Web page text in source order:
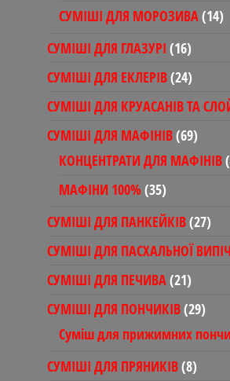
СУМІШІ ДЛЯ МОРОЗИВА 1414
СУМІШІ ДЛЯ ГЛАЗУРІ 1616
товарів
СУМІШІ ДЛЯ ЕКЛЕРІВ 2424
товари
СУМІШІ ДЛЯ КРУАСАНІВ ТА
СУМІШІ ДЛЯ МАФІНІВ 6969
КОНЦЕНТРАТИ ДЛЯ МАФІНІВ
МАФІНИ 100% 3535
товарів
СУМІШІ ДЛЯ ПАНКЕЙКІВ 2727
СУМІШІ ДЛЯ ПАСХАЛЬНОЇ
СУМІШІ ДЛЯ ПЕЧИВА 2121
товар
СУМІШІ ДЛЯ ПОНЧИКІВ 2929
Суміш для прижимних
СУМІШІ ДЛЯ ПРЯНИКІВ 88